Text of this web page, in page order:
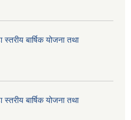
बार्षिक योजना तथा
बार्षिक योजना तथा